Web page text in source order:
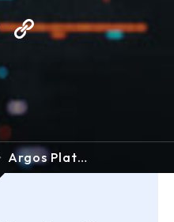
Argos Platfo
rm